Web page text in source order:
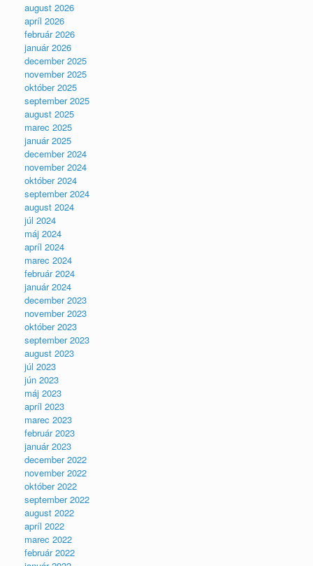
august 2026
apríl 2026
február 2026
január 2026
december 2025
november 2025
október 2025
september 2025
august 2025
marec 2025
január 2025
december 2024
november 2024
október 2024
september 2024
august 2024
júl 2024
máj 2024
apríl 2024
marec 2024
február 2024
január 2024
december 2023
november 2023
október 2023
september 2023
august 2023
júl 2023
jún 2023
máj 2023
apríl 2023
marec 2023
február 2023
január 2023
december 2022
november 2022
október 2022
september 2022
august 2022
apríl 2022
marec 2022
február 2022